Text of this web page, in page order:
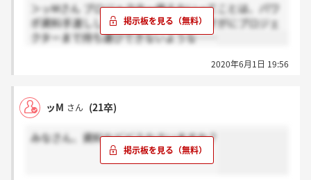
＞ッMさん プロジェクター使えないってことは、パワ
ポ資料手渡ししかないんですかね？さすがにプロジェ
クターまで持ち運びできないような……
2020年6月1日 19:56
ッM さん (21卒)
みなさん、資料などどうなさいますか？